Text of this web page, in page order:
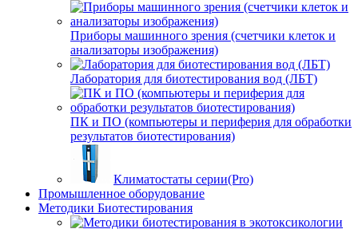
Приборы машинного зрения (счетчики клеток и
анализаторы изображения)
Лаборатория для биотестирования вод (ЛБТ)
ПК и ПО (компьютеры и периферия для обработки
результатов биотестирования)
Климатостаты серии(Pro)
Промышленное оборудование
Методики Биотестирования